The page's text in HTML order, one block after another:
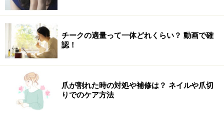
チークの適量って一体どれくらい？ 動画で確
認！
爪が割れた時の対処や補修は？ ネイルや爪切
りでのケア方法